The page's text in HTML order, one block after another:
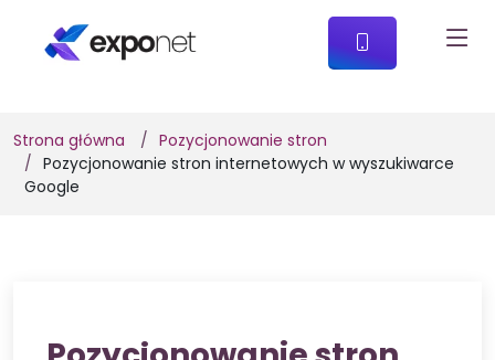
Strona główna
Pozycjonowanie stron
Pozycjonowanie stron internetowych w wyszukiwarce
Google